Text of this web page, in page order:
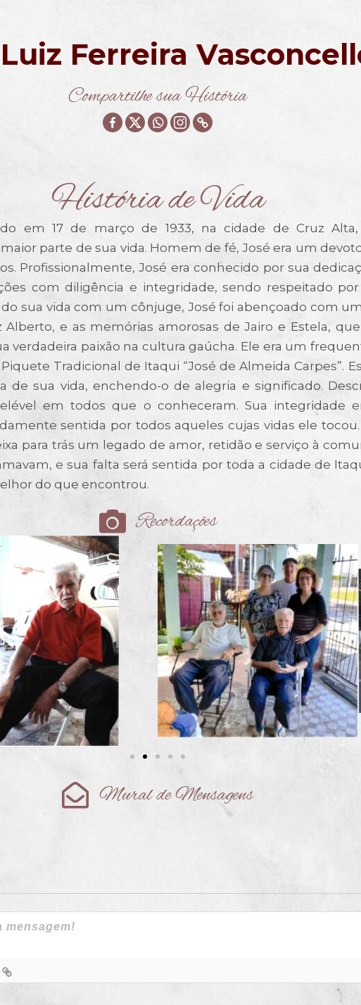
Ferreira
Compartilhe sua História
História de Vida
em 17 de março de 1933, na cidade de Cruz
parte de sua vida. Homem de fé, José era um
Profissionalmente, José era conhecido por sua
com diligência e integridade, sendo respeitado
sua vida com um cônjuge, José foi abençoado com
Alberto, e as memórias amorosas de Jairo e Estela,
verdadeira paixão na cultura gaúcha. Ele era um
Tradicional de Itaqui “José de Almeida Carpes”.
de sua vida, enchendo-o de alegria e significado.
em todos que o conheceram. Sua integridade
sentida por todos aqueles cujas vidas ele
para trás um legado de amor, retidão e serviço à
e sua falta será sentida por toda a cidade de
do que encontrou.
Recordações
Mural de Mensagens